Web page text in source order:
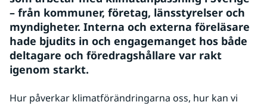
– från kommuner, företag, länsstyrelser och
myndigheter. Interna och externa föreläsare
hade bjudits in och engagemanget hos både
deltagare och föredragshållare var rakt
igenom starkt.
Hur påverkar klimatförändringarna oss, hur kan vi